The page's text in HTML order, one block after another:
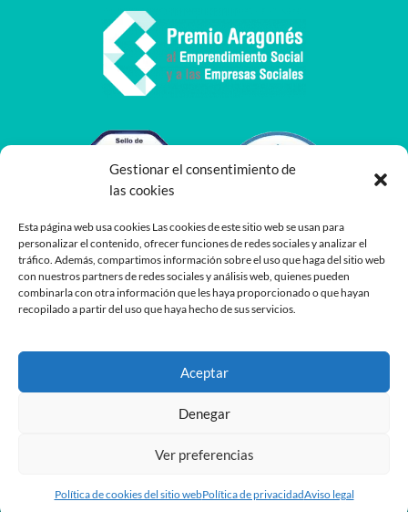
Gestionar el consentimiento de
las cookies
Esta página web usa cookies Las cookies de este sitio web se usan para
personalizar el contenido, ofrecer funciones de redes sociales y analizar el
tráfico. Además, compartimos información sobre el uso que haga del sitio web
con nuestros partners de redes sociales y análisis web, quienes pueden
combinarla con otra información que les haya proporcionado o que hayan
recopilado a partir del uso que haya hecho de sus servicios.
Aceptar
Denegar
Ver preferencias
Política de cookies del sitio webPolítica de privacidadAviso legal
Desarrollado porPlaneayOshito